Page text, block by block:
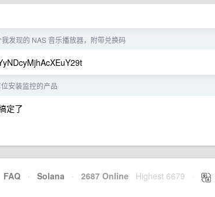
发现的 NAS 音乐播放器，附带兑换码
安装监控的产品
定了
FAQ · Solana · 2687 Online Highest 6679